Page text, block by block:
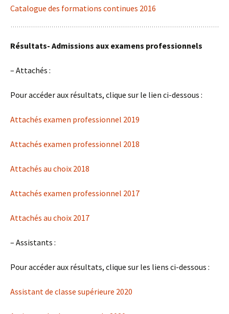
Catalogue des formations continues 2016
Résultats- Admissions aux examens professionnels
– Attachés :
Pour accéder aux résultats, clique sur le lien ci-dessous :
Attachés examen professionnel 2019
Attachés examen professionnel 2018
Attachés au choix 2018
Attachés examen professionnel 2017
Attachés au choix 2017
– Assistants :
Pour accéder aux résultats, clique sur les liens ci-dessous :
Assistant de classe supérieure 2020